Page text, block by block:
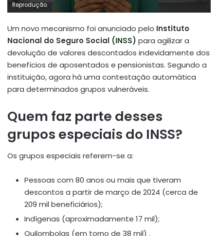
Reprodução.
Um novo mecanismo foi anunciado pelo Instituto
Nacional do Seguro Social (INSS) para agilizar a
devolução de valores descontados indevidamente dos
benefícios de aposentados e pensionistas. Segundo a
instituição, agora há uma contestação automática
para determinados grupos vulneráveis.
Quem faz parte desses
grupos especiais do INSS?
Os grupos especiais referem-se a:
Pessoas com 80 anos ou mais que tiveram
descontos a partir de março de 2024 (cerca de
209 mil beneficiários);
Indígenas (aproximadamente 17 mil);
Quilombolas (em torno de 38 mil) .